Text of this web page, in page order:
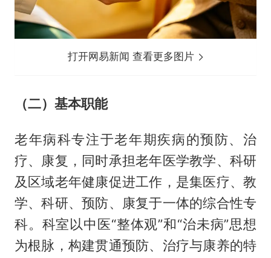
打开网易新闻 查看更多图片
（二）基本职能
老年病科专注于老年期疾病的预防、治
疗、康复，同时承担老年医学教学、科研
及区域老年健康促进工作，是集医疗、教
学、科研、预防、康复于一体的综合性专
科。科室以中医“整体观”和“治未病”思想
为根脉，构建贯通预防、治疗与康养的特